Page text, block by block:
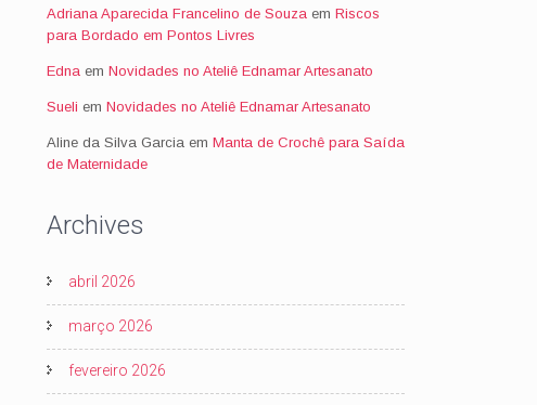
Adriana Aparecida Francelino de Souza em Riscos
para Bordado em Pontos Livres
Edna em Novidades no Ateliê Ednamar Artesanato
Sueli em Novidades no Ateliê Ednamar Artesanato
Aline da Silva Garcia em Manta de Crochê para Saída
de Maternidade
Archives
abril 2026
março 2026
fevereiro 2026